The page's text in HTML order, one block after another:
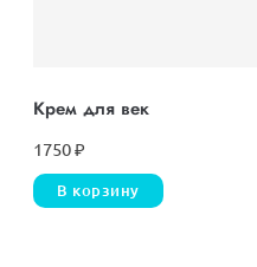
Крем для век
1750₽
В корзину